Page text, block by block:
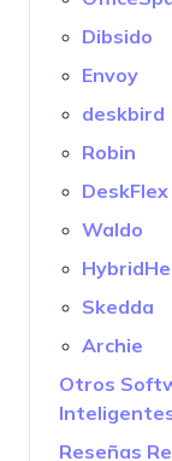
Dibsido
Envoy
deskbird
Robin
DeskFlex
Waldo
Skedda
Archie
Otros
Reseñas